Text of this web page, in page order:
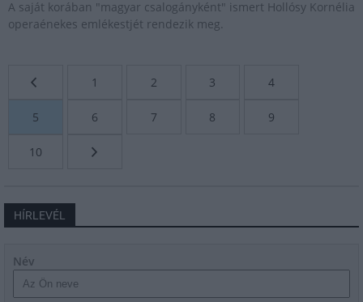
A saját korában "magyar csalogányként" ismert Hollósy Kornélia
operaénekes emlékestjét rendezik meg.
1 2 3 4
5 6 7 8 9
10
HÍRLEVÉL
Név